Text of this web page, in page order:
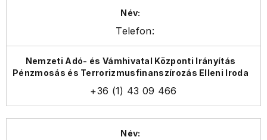
Telefon:
+36 (1) 43 09 466